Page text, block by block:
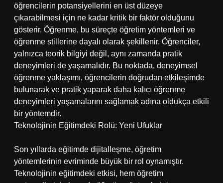
öğrencilerin potansiyellerini en üst düzeye
çıkarabilmesi için ne kadar kritik bir faktör olduğunu
gösterir. Öğrenme, bu süreçte öğretim yöntemleri ve
öğrenme stillerine dayalı olarak şekillenir. Öğrenciler,
yalnızca teorik bilgiyi değil, aynı zamanda pratik
deneyimleri de yaşamalıdır. Bu noktada, deneyimsel
öğrenme yaklaşımı, öğrencilerin doğrudan etkileşimde
bulunarak ve pratik yaparak daha kalıcı öğrenme
deneyimleri yaşamalarını sağlamak adına oldukça etkili
bir yöntemdir.
Teknolojinin Eğitimdeki Rolü: Yeni Ufuklar
Son yıllarda eğitimde dijitalleşme, öğretim
yöntemlerinin evriminde büyük bir rol oynamıştır.
Teknolojinin eğitimdeki etkisi, hem öğretim